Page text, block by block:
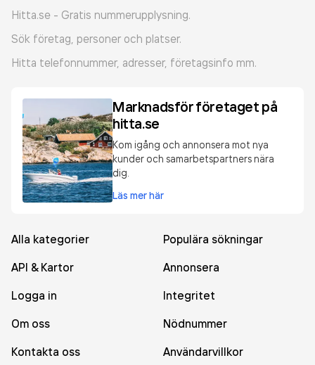
Hitta.se - Gratis nummerupplysning.
Sök företag, personer och platser.
Hitta telefonnummer, adresser, företagsinfo mm.
Marknadsför företaget på
hitta.se
Kom igång och annonsera mot nya
kunder och samarbetspartners nära
dig.
Läs mer här
Alla kategorier
Populära sökningar
API & Kartor
Annonsera
Logga in
Integritet
Om oss
Nödnummer
Kontakta oss
Användarvillkor